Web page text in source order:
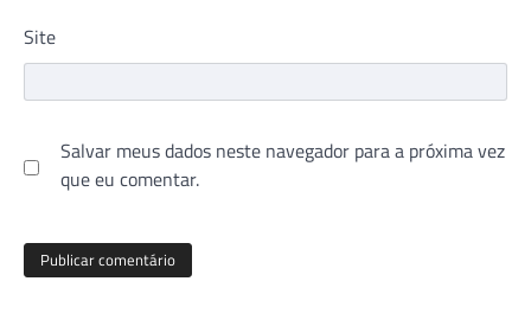
Site
Salvar meus dados neste navegador para a próxima vez
que eu comentar.